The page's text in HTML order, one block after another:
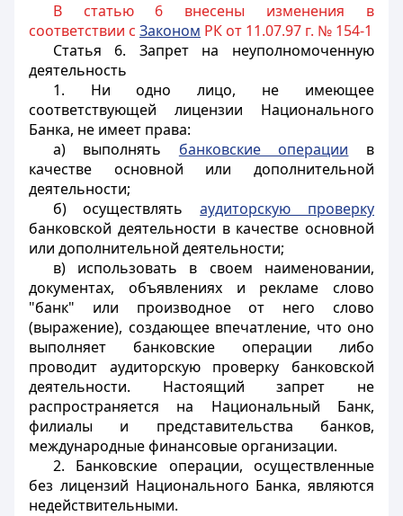
В статью 6 внесены изменения в
соответствии с Законом РК от 11.07.97 г. № 154-1
Статья 6. Запрет на неуполномоченную
деятельность
1. Ни одно лицо, не имеющее
соответствующей лицензии Национального
Банка, не имеет права:
а) выполнять банковские операции в
качестве основной или дополнительной
деятельности;
б) осуществлятьаудиторскую проверку
банковской деятельности в качестве основной
или дополнительной деятельности;
в) использовать в своем наименовании,
документах, объявлениях и рекламе слово
"банк" или производное от него слово
(выражение), создающее впечатление, что оно
выполняет банковские операции либо
проводит аудиторскую проверку банковской
деятельности. Настоящий запрет не
распространяется на Национальный Банк,
филиалы и представительства банков,
международные финансовые организации.
2. Банковские операции, осуществленные
без лицензий Национального Банка, являются
недействительными.